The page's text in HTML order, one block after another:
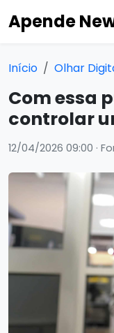
Apende
Início Olhar
Com essa
controlar
12/04/2026 09:00 ·